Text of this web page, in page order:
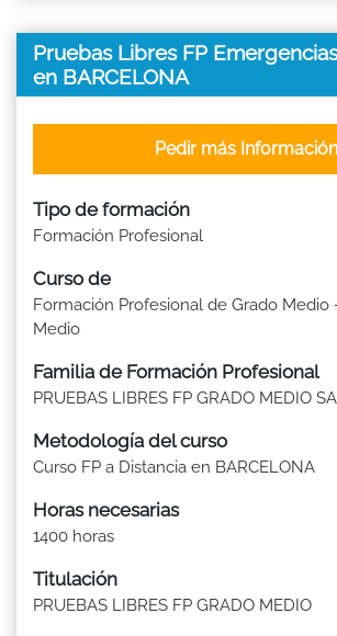
Pruebas Libres FP
en BARCELONA
Tipo de formación
Formación Profesional
Curso de
Formación Profesional de Grado Medio
Medio
Familia de Formación Profesional
PRUEBAS LIBRES FP GRADO MEDIO
Metodología del curso
Curso FP a Distancia en BARCELONA
Horas necesarias
1400 horas
Titulación
PRUEBAS LIBRES FP GRADO MEDIO
Pedir más Información